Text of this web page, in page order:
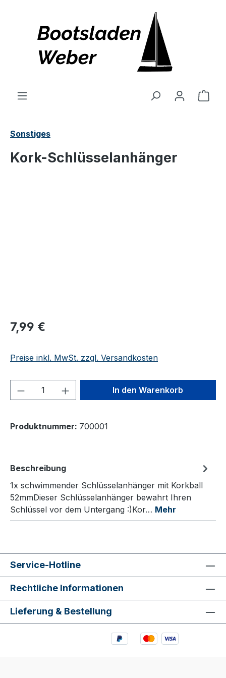
Sonstiges
Kork-Schlüsselanhänger
7,99 €
Preise inkl. MwSt. zzgl. Versandkosten
Produkt Anzahl: Gib denIn den Warenkorb
Produktnummer: 700001
Beschreibung
1x schwimmender Schlüsselanhänger mit Korkball
52mmDieser Schlüsselanhänger bewahrt Ihren
Schlüssel vor dem Untergang :)Kor… Mehr
Service-Hotline
Rechtliche Informationen
Lieferung & Bestellung